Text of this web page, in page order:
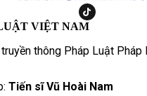
VIỆT NAM
thông Pháp Luật Pháp
Tiến sĩ Vũ Hoài Nam